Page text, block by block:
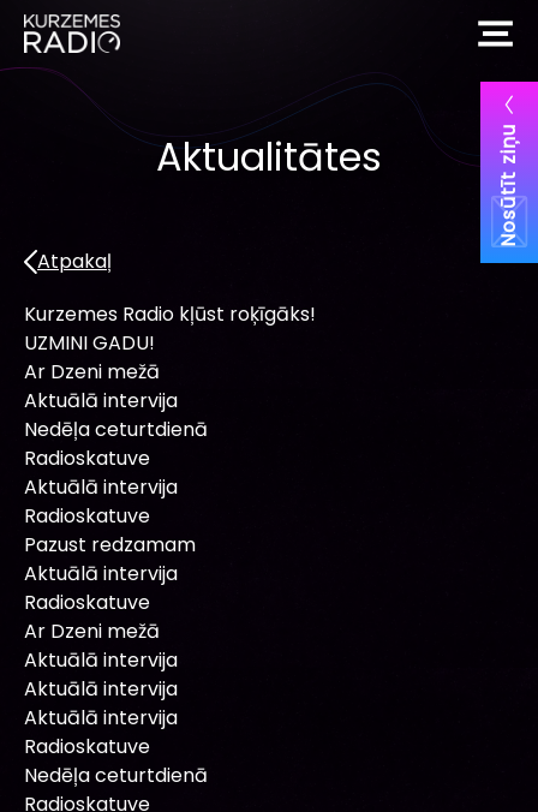
Nosūtīt ziņu
Aktualitātes
Atpakaļ
Kurzemes Radio kļūst roķīgāks!
UZMINI GADU!
Ar Dzeni mežā
Aktuālā intervija
Nedēļa ceturtdienā
Radioskatuve
Aktuālā intervija
Radioskatuve
Pazust redzamam
Aktuālā intervija
Radioskatuve
Ar Dzeni mežā
Aktuālā intervija
Aktuālā intervija
Aktuālā intervija
Radioskatuve
Nedēļa ceturtdienā
Radioskatuve